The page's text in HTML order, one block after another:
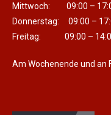
Mittwoch: 09:00 –
Donnerstag: 09:00 –
Freitag: 09:00 –
Am Wochenende und an